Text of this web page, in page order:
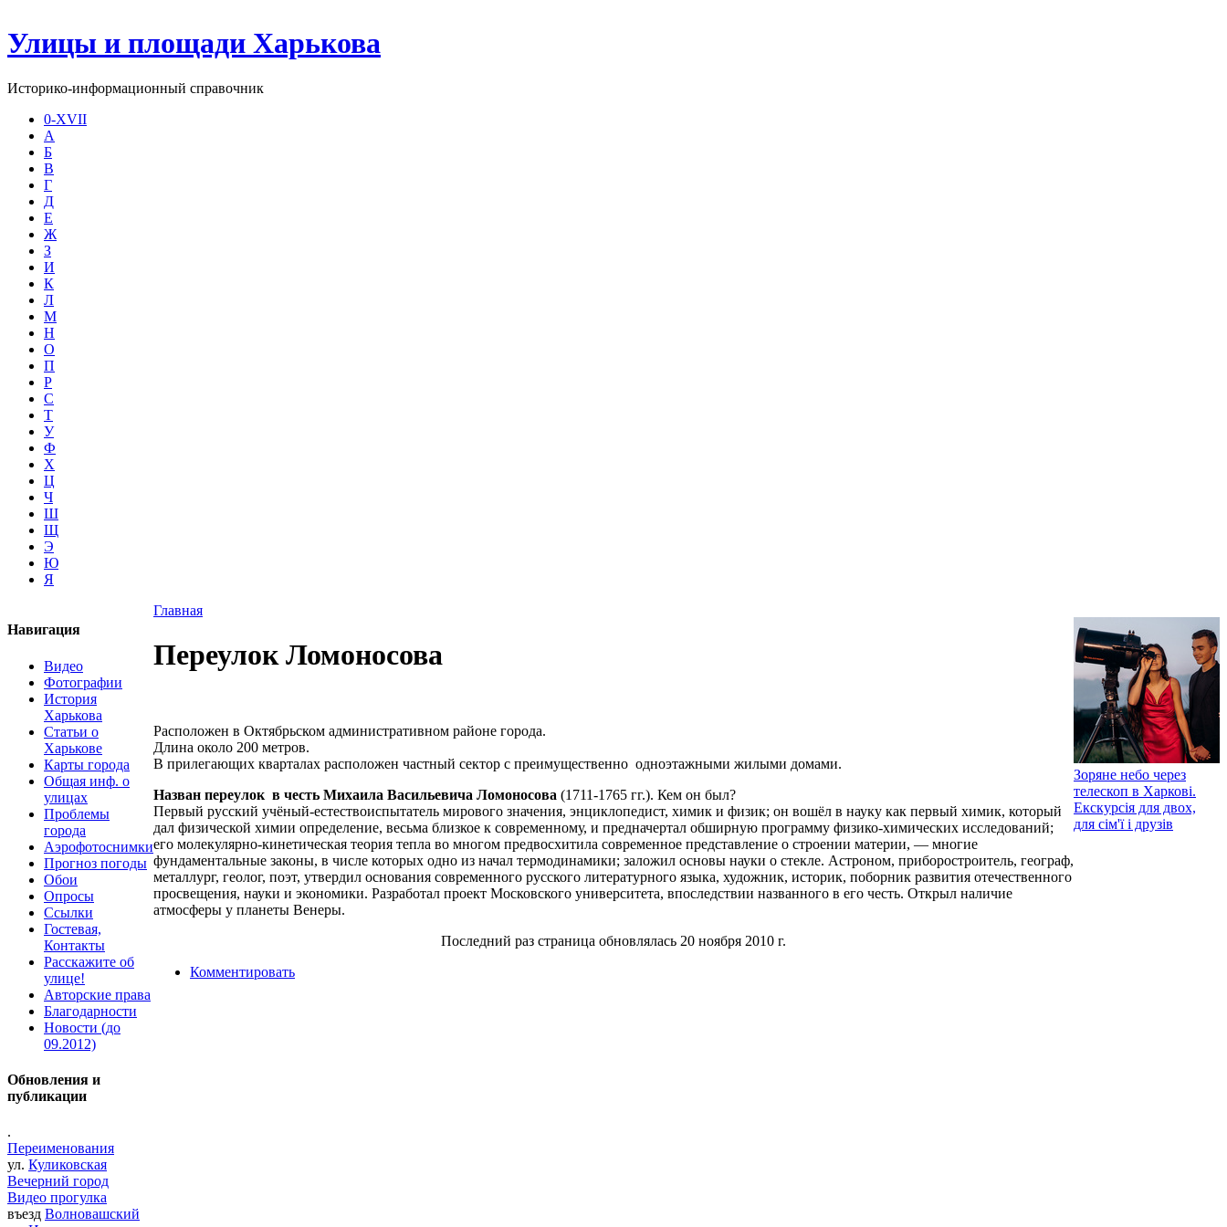
Улицы и площади Харькова
Историко-информационный справочник
0-XVII
А
Б
В
Г
Д
Е
Ж
З
И
К
Л
М
Н
О
П
Р
С
Т
У
Ф
Х
Ц
Ч
Ш
Щ
Э
Ю
Я
Навигация
Видео
Фотографии
История
Харькова
Статьи о
Харькове
Карты города
Общая инф. о
улицах
Проблемы
города
Аэрофотоснимки
Прогноз погоды
Обои
Опросы
Ссылки
Гостевая,
Контакты
Расскажите об
улице!
Авторские права
Благодарности
Новости (до
09.2012)
Обновления и
публикации
.
Переименования
ул. Куликовская
Вечерний город
Видео прогулка
въезд Волновашский
Главная
Переулок Ломоносова
Расположен в Октябрьском административном районе города.
Длина около 200 метров.
В прилегающих кварталах расположен частный сектор с преимущественно одноэтажными жилыми домами.
Назван переулок в честь Михаила Васильевича Ломоносова (1711-1765 гг.). Кем он был?
Первый русский учёный-естествоиспытатель мирового значения, энциклопедист, химик и физик; он вошёл в науку как первый химик, который
дал физической химии определение, весьма близкое к современному, и предначертал обширную программу физико-химических исследований;
его молекулярно-кинетическая теория тепла во многом предвосхитила современное представление о строении материи, — многие
фундаментальные законы, в числе которых одно из начал термодинамики; заложил основы науки о стекле. Астроном, приборостроитель, географ,
металлург, геолог, поэт, утвердил основания современного русского литературного языка, художник, историк, поборник развития отечественного
просвещения, науки и экономики. Разработал проект Московского университета, впоследствии названного в его честь. Открыл наличие
атмосферы у планеты Венеры.
Последний раз страница обновлялась 20 ноября 2010 г.
Комментировать
Зоряне небо через
телескоп в Харкові.
Екскурсія для двох,
для сім'ї і друзів